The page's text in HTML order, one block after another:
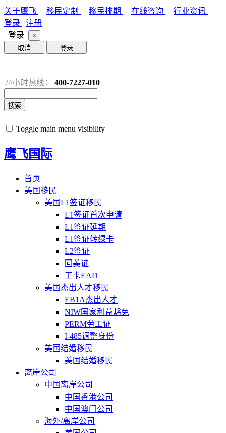
关于鹰飞 移民定制 移民排期 在线咨询
行业资讯
登录 | 注册
登录
×
取消
登录
24小时热线： 400-7227-010
搜索
Toggle main menu visibility
鹰飞国际
首页
美国移民
美国L1签证移民
L1签证首次申请
L1签证延期
L1签证转绿卡
L2签证
回美证
工卡EAD
美国杰出人才移民
EB1A杰出人才
NIW国家利益豁免
PERM劳工证
I-485调整身份
美国结婚移民
美国结婚移民
离岸公司
中国离岸公司
中国香港公司
中国澳门公司
海外/离岸公司